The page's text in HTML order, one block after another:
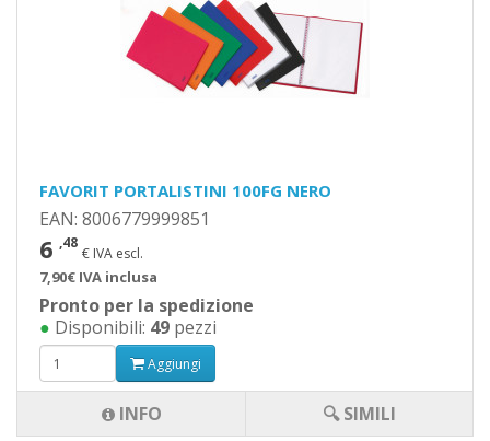
FAVORIT PORTALISTINI 100FG NERO
EAN: 8006779999851
6 ,48
€ IVA escl.
7,90€ IVA inclusa
Pronto per la spedizione
● Disponibili: 49 pezzi
Aggiungi
INFO 🔍 SIMILI